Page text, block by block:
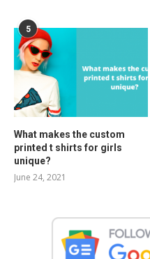
5
What makes the custom
printed t shirts for girls
unique?
June 24, 2021